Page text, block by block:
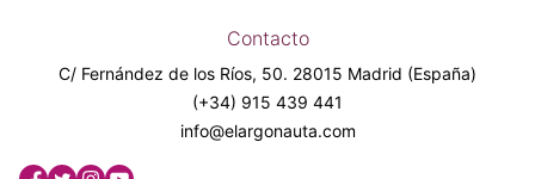
Contacto
C/ Fernández de los Ríos, 50. 28015 Madrid (España)
(+34) 915 439 441
info@elargonauta.com